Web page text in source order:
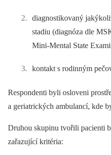
dia­gnostikovaný
stadiu (dia­gnóza dle
Mini-Mental State
kontakt s rodinným
Respondenti byli osloveni
a geriatrických ambulancí, kde
Druhou skupinu tvořili pacienti
zařazující kritéria: